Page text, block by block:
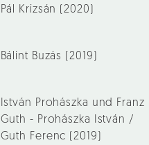
Pál Krizsán (2020)
Bálint Buzás (2019)
István Prohászka und Franz
Guth - Prohászka István /
Guth Ferenc (2019)